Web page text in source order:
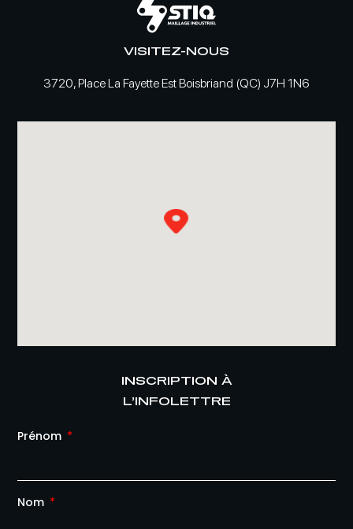
VISITEZ-NOUS
3720, Place La Fayette Est Boisbriand (QC) J7H 1N6
INSCRIPTION À
L’INFOLETTRE
Prénom
Nom